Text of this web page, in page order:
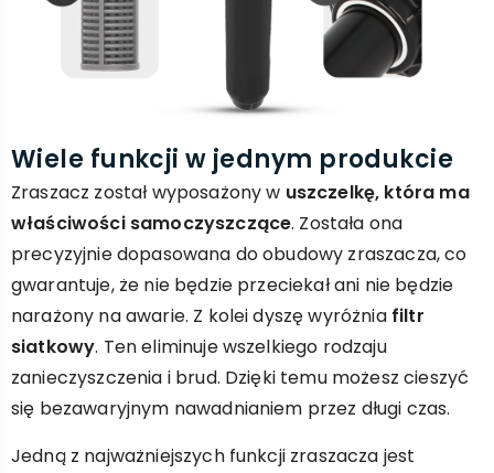
Wiele funkcji w jednym produkcie
Zraszacz został wyposażony w uszczelkę, która ma
właściwości samoczyszczące. Została ona
precyzyjnie dopasowana do obudowy zraszacza, co
gwarantuje, że nie będzie przeciekał ani nie będzie
narażony na awarie. Z kolei dyszę wyróżnia filtr
siatkowy. Ten eliminuje wszelkiego rodzaju
zanieczyszczenia i brud. Dzięki temu możesz cieszyć
się bezawaryjnym nawadnianiem przez długi czas.
Jedną z najważniejszych funkcji zraszacza jest